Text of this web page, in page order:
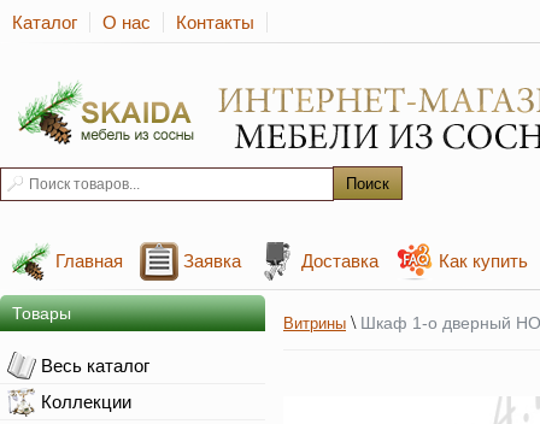
Каталог О нас Контакты
Главная Заявка Доставка Как купить
Товары
Весь каталог
Коллекции
Витрины \ Шкаф 1-о дверный